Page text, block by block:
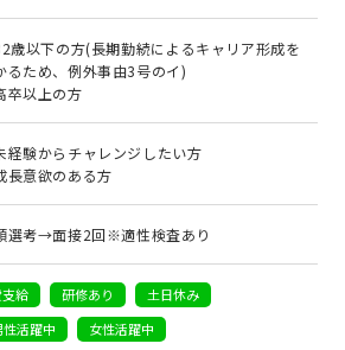
歳以下の方(長期勤続によるキャリア形成を
るため、例外事由3号のイ)
卒以上の方
経験からチャレンジしたい方
長意欲のある方
選考→面接2回※適性検査あり
給 研修あり
土日休み
性活躍中 女性活躍中